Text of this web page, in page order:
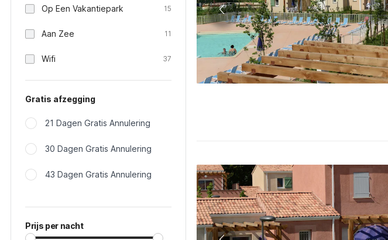
Op Een Vakantiepark 15
Aan Zee 11
Wifi 37
Gratis afzegging
21 Dagen Gratis Annulering
30 Dagen Gratis Annulering
43 Dagen Gratis Annulering
Prijs per nacht